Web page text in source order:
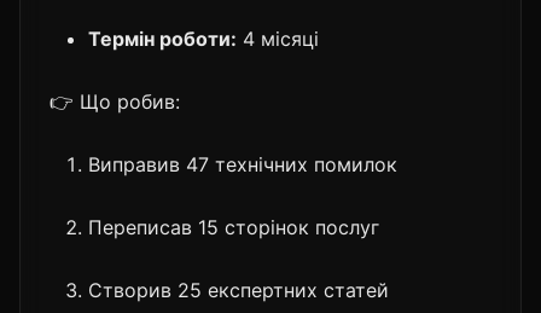
Термін роботи: 4 місяці
👉 Що робив:
Виправив 47 технічних помилок
Переписав 15 сторінок послуг
Створив 25 експертних статей